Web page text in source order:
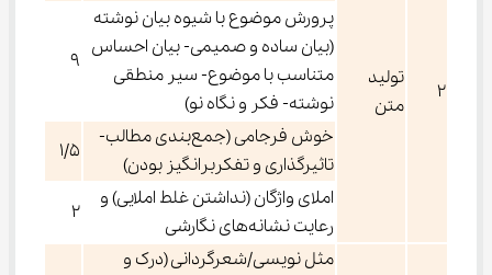
۲
تولید
متن
پرورش موضوع با شیوه بیان نوشته
(بیان ساده و صمیمی- بیان احساس
متناسب با موضوع- سیر منطقی
نوشته- فکر و نگاه نو)
9
خوش فرجامی (جمع‌بندی مطالب-
تاثیرگذاری و تفکربرانگیز بودن)
1/5
املای واژگان (نداشتن غلط املایی) و
رعایت نشانه‌های نگارشی
2
مثل نویسی/شعرگردانی (درک و